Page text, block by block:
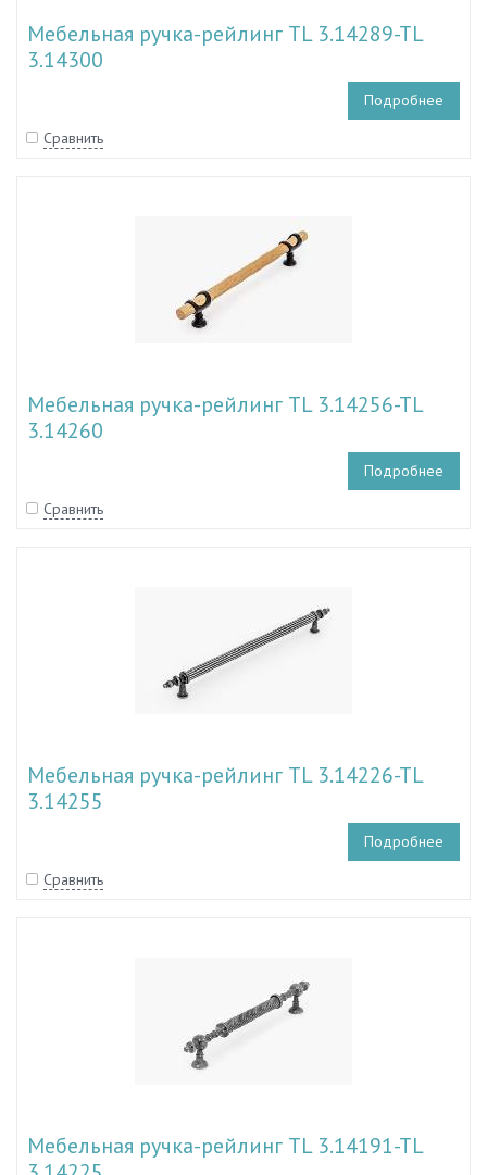
Мебельная ручка-рейлинг TL 3.14289-TL
3.14300
Подробнее
Сравнить
Мебельная ручка-рейлинг TL 3.14256-TL
3.14260
Подробнее
Сравнить
Мебельная ручка-рейлинг TL 3.14226-TL
3.14255
Подробнее
Сравнить
Мебельная ручка-рейлинг TL 3.14191-TL